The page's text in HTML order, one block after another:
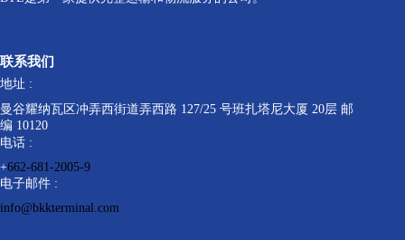
联系我们
地址 :
曼谷耀纳瓦区冲弄西街道弄西路 127/25 号班扎塔尼大厦 20层 邮
编 10120
电话 :
+662-681-2005-9
电子邮件 :
info@bkkterminal.com